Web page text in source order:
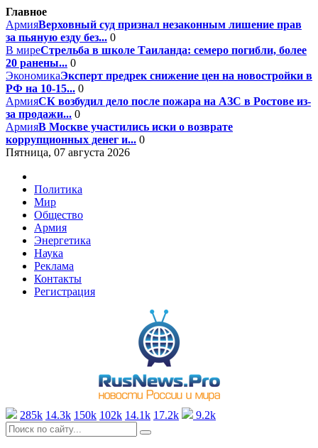
Главное
АрмияВерховный суд признал незаконным лишение прав
за пьяную езду без... 0
В миреСтрельба в школе Таиланда: семеро погибли, более
20 ранены... 0
ЭкономикаЭксперт предрек снижение цен на новостройки в
РФ на 10-15... 0
АрмияСК возбудил дело после пожара на АЗС в Ростове из-
за продажи... 0
АрмияВ Москве участились иски о возврате
коррупционных денег и... 0
Пятница, 07 августа 2026
Политика
Мир
Общество
Армия
Энергетика
Наука
Реклама
Контакты
Регистрация
285k 14.3k 150k 102k 14.1k 17.2k 9.2k